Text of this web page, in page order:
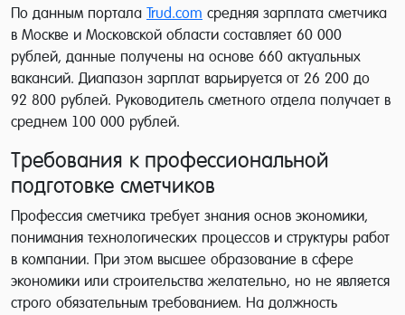
По данным портала Trud.com средняя зарплата сметчика
в Москве и Московской области составляет 60 000
рублей, данные получены на основе 660 актуальных
вакансий. Диапазон зарплат варьируется от 26 200 до
92 800 рублей. Руководитель сметного отдела получает в
среднем 100 000 рублей.
Требования к профессиональной
подготовке сметчиков
Профессия сметчика требует знания основ экономики,
понимания технологических процессов и структуры работ
в компании. При этом высшее образование в сфере
экономики или строительства желательно, но не является
строго обязательным требованием. На должность